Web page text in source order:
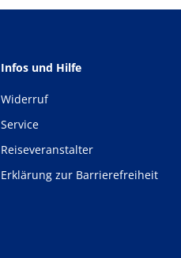
Infos und Hilfe
Widerruf
Service
Reiseveranstalter
Erklärung zur Barrierefreiheit